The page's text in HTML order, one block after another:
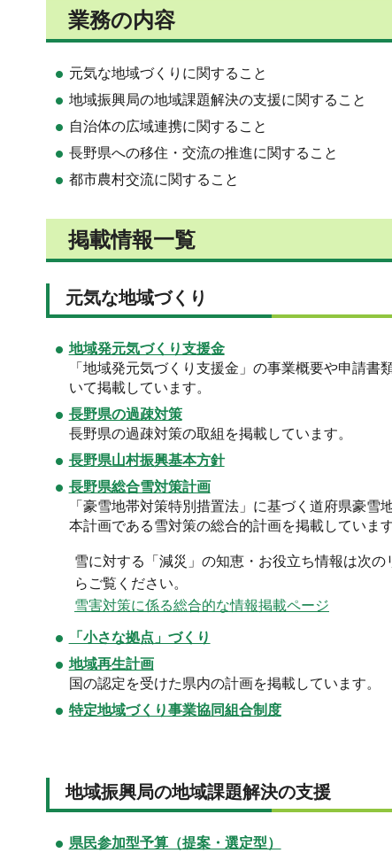
業務の内容
元気な地域づくりに関すること
地域振興局の地域課題解決の支援に関すること
自治体の広域連携に関すること
長野県への移住・交流の推進に関すること
都市農村交流に関すること
掲載情報一覧
元気な地域づくり
地域発元気づくり支援金
「地域発元気づくり支援金」の事業概要や申請書
いて掲載しています。
長野県の過疎対策
長野県の過疎対策の取組を掲載しています。
長野県山村振興基本方針
長野県総合雪対策計画
「豪雪地帯対策特別措置法」に基づく道府県豪雪
本計画である雪対策の総合的計画を掲載しています
雪に対する「減災」の知恵・お役立ち情報は次の
らご覧ください。
雪害対策に係る総合的な情報掲載ページ
「小さな拠点」づくり
地域再生計画
国の認定を受けた県内の計画を掲載しています。
特定地域づくり事業協同組合制度
地域振興局の地域課題解決の支援
県民参加型予算（提案・選定型）